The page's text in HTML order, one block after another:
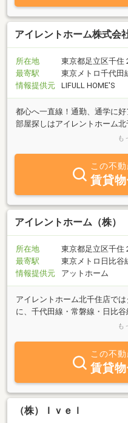
アイレントホーム株式
所在地
東京都足立区千
最寄駅
東京メトロ千代田
情報提供元
LIFULL HOME'S
都心へ一直線！通勤、通学に
部屋探しはアイレントホーム
旭化成の特約代理店なので、も
この不
賃貸
アイレントホーム（株
所在地
東京都足立区千住
最寄駅
東京メトロ日比谷
情報提供元
アットホーム
アイレントホーム北千住店で
に、千代田線・常磐線・日比
線・つくばエクスプレス・日
理店ですので、常に新築物件
ではなく地域情報も盛りだく
てご来店される方も安心して
ッフ一同全力でお手伝いをさ
探しは賃貸専門のアイレント
^)b
も
この不
賃貸
（株）Ｉｖｅｌ